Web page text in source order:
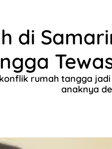
di
rumah tangga
anaknya